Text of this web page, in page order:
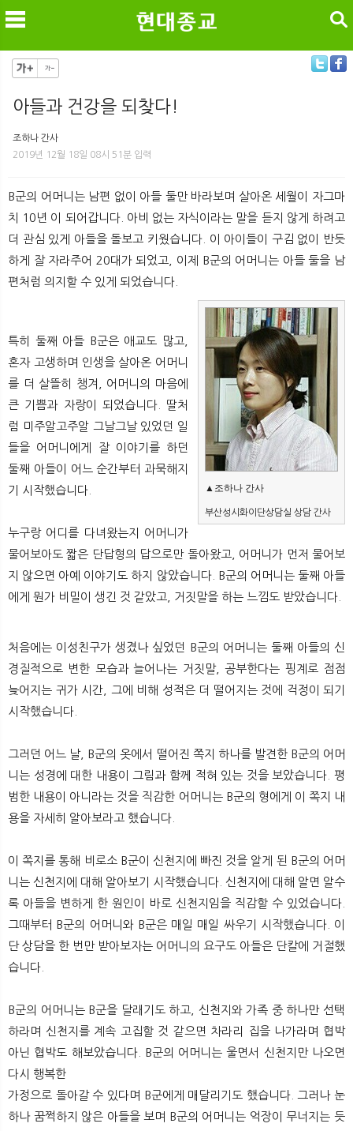
뉴
검색
아들과 건강을 되찾다!
조하나 간사
2019년 12월 18일 08시 51분 입력
B군의 어머니는 남편 없이 아들 둘만 바라보며 살아온 세월이 자그마
치 10년 이 되어갑니다. 아비 없는 자식이라는 말을 듣지 않게 하려고
더 관심 있게 아들을 돌보고 키웠습니다. 이 아이들이 구김 없이 반듯
하게 잘 자라주어 20대가 되었고, 이제 B군의 어머니는 아들 둘을 남
편처럼 의지할 수 있게 되었습니다.
▲조하나 간사
부산성시화이단상담실 상담 간사
특히 둘째 아들 B군은 애교도 많고,
혼자 고생하며 인생을 살아온 어머니
를 더 살뜰히 챙겨, 어머니의 마음에
큰 기쁨과 자랑이 되었습니다. 딸처
럼 미주알고주알 그날그날 있었던 일
들을 어머니에게 잘 이야기를 하던
둘째 아들이 어느 순간부터 과묵해지
기 시작했습니다.
누구랑 어디를 다녀왔는지 어머니가
물어보아도 짧은 단답형의 답으로만 돌아왔고, 어머니가 먼저 물어보
지 않으면 아예 이야기도 하지 않았습니다. B군의 어머니는 둘째 아들
에게 뭔가 비밀이 생긴 것 같았고, 거짓말을 하는 느낌도 받았습니다.
처음에는 이성친구가 생겼나 싶었던 B군의 어머니는 둘째 아들의 신
경질적으로 변한 모습과 늘어나는 거짓말, 공부한다는 핑계로 점점
늦어지는 귀가 시간, 그에 비해 성적은 더 떨어지는 것에 걱정이 되기
시작했습니다.
그러던 어느 날, B군의 옷에서 떨어진 쪽지 하나를 발견한 B군의 어머
니는 성경에 대한 내용이 그림과 함께 적혀 있는 것을 보았습니다. 평
범한 내용이 아니라는 것을 직감한 어머니는 B군의 형에게 이 쪽지 내
용을 자세히 알아보라고 했습니다.
이 쪽지를 통해 비로소 B군이 신천지에 빠진 것을 알게 된 B군의 어머
니는 신천지에 대해 알아보기 시작했습니다. 신천지에 대해 알면 알수
록 아들을 변하게 한 원인이 바로 신천지임을 직감할 수 있었습니다.
그때부터 B군의 어머니와 B군은 매일 매일 싸우기 시작했습니다. 이
단 상담을 한 번만 받아보자는 어머니의 요구도 아들은 단칼에 거절했
습니다.
B군의 어머니는 B군을 달래기도 하고, 신천지와 가족 중 하나만 선택
하라며 신천지를 계속 고집할 것 같으면 차라리 집을 나가라며 협박
아닌 협박도 해보았습니다. B군의 어머니는 울면서 신천지만 나오면
다시 행복한
가정으로 돌아갈 수 있다며 B군에게 매달리기도 했습니다. 그러나 눈
하나 꿈쩍하지 않은 아들을 보며 B군의 어머니는 억장이 무너지는 듯